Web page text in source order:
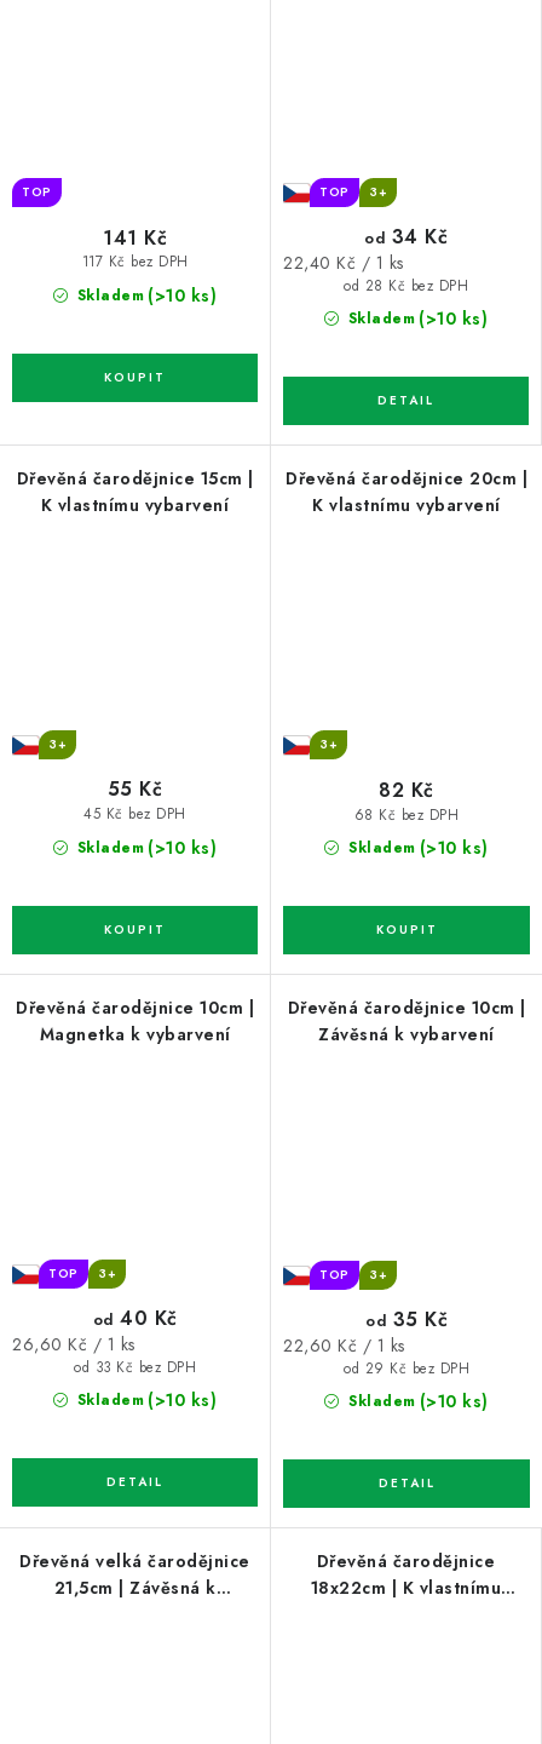
TOP
Skladem (>10 ks)
117 Kč bez DPH
141 Kč
TOP 3+
Skladem (>10 ks)
od 28 Kč bez DPH
od 34 Kč
Měrná
22,40 Kč / 1 ks
Dřevěná čarodějnice 15cm |
K vlastnímu vybarvení
3+
Skladem (>10 ks)
45 Kč bez DPH
55 Kč
Dřevěná čarodějnice 20cm |
K vlastnímu vybarvení
3+
Skladem (>10 ks)
68 Kč bez DPH
82 Kč
Dřevěná čarodějnice 10cm |
Magnetka k vybarvení
TOP 3+
Skladem (>10 ks)
od 33 Kč bez DPH
od 40 Kč
Měrná
26,60 Kč / 1 ks
Dřevěná čarodějnice 10cm |
Závěsná k vybarvení
TOP 3+
Skladem (>10 ks)
od 29 Kč bez DPH
od 35 Kč
Měrná
22,60 Kč / 1 ks
Dřevěná velká čarodějnice
21,5cm | Závěsná k
Dřevěná čarodějnice
18x22cm | K vlastnímu